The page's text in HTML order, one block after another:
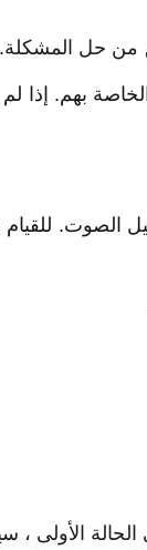
من حل المشكلة.
بهم. إذا
الصوت. للقيام
الحالة الأولى ،